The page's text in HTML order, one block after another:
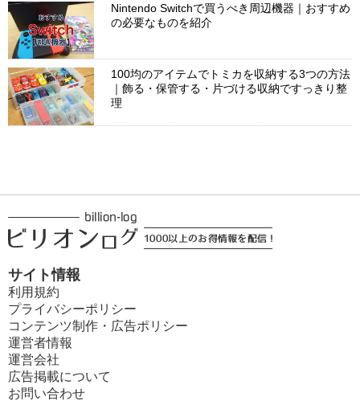
Nintendo Switchで買うべき周辺機器｜おすすめ
の必要なものを紹介
100均のアイテムでトミカを収納する3つの方法
｜飾る・保管する・片づける収納ですっきり整
理
サイト情報
利用規約
プライバシーポリシー
コンテンツ制作・広告ポリシー
運営者情報
運営会社
広告掲載について
お問い合わせ